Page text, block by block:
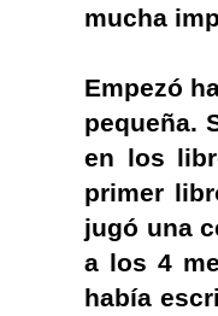
mucha
Empezó
pequeña.
en los
primer
jugó una
a los 4
había